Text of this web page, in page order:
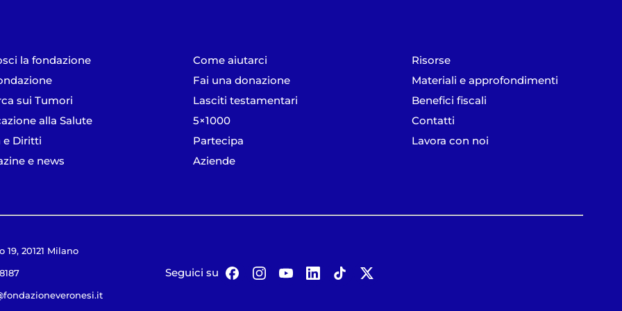
la fondazione
sui Tumori
alla Salute
e Diritti
e news
Come aiutarci
Fai una donazione
Lasciti testamentari
5×1000
Partecipa
Aziende
Risorse
Materiali e approfondimenti
Benefici fiscali
Contatti
Lavora con noi
19, 20121 Milano
Seguici su